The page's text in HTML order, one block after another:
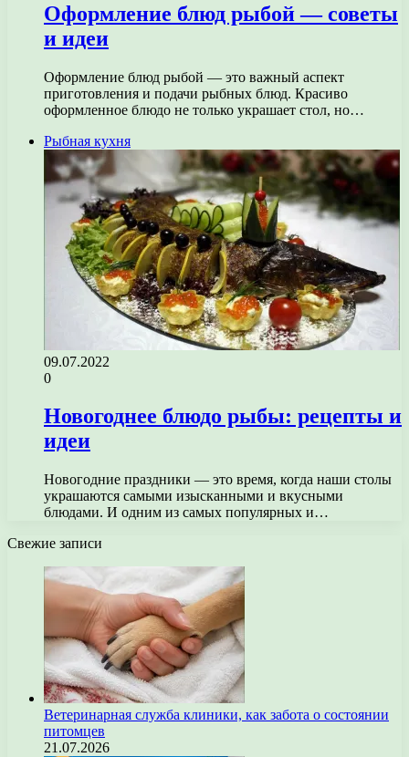
Оформление блюд рыбой — советы
и идеи
Оформление блюд рыбой — это важный аспект
приготовления и подачи рыбных блюд. Красиво
оформленное блюдо не только украшает стол, но…
Рыбная кухня
09.07.2022
0
Новогоднее блюдо рыбы: рецепты и
идеи
Новогодние праздники — это время, когда наши столы
украшаются самыми изысканными и вкусными
блюдами. И одним из самых популярных и…
Свежие записи
Ветеринарная служба клиники, как забота о состоянии
питомцев
21.07.2026